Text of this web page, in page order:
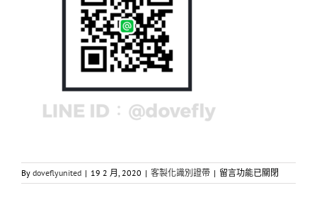
By doveflyunited | 19 2 月, 2020 | 客製化識別證帶 | 在
〈識
留言功能已關閉